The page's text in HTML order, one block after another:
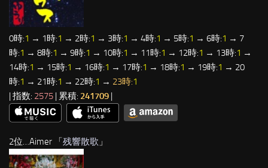
0時:1 → 1時:1 → 2時:1 → 3時:1 → 4時:1 → 5時:1 → 6時:1 → 7
時:1 → 8時:1 → 9時:1 → 10時:1 → 11時:1 → 12時:1 → 13時:1 →
14時:1 → 15時:1 → 16時:1 → 17時:1 → 18時:1 → 19時:1 → 20
時:1 → 21時:1 → 22時:1 → 23時:1
| 指数: 2575 | 累積: 241709 |
2位…Aimer 「残響散歌 」